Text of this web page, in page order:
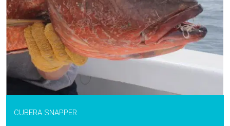
CUBERA SNAPPER